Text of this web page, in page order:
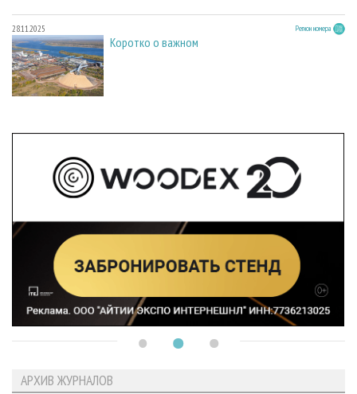
28.11.2025 Регион номера
Коротко о важном
АРХИВ ЖУРНАЛОВ